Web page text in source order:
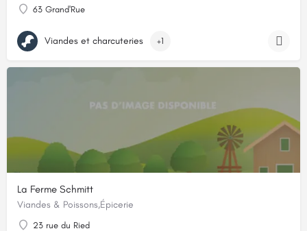
63 Grand'Rue
Viandes et charcuteries +1
La Ferme Schmitt
Viandes & Poissons,Épicerie
23 rue du Ried